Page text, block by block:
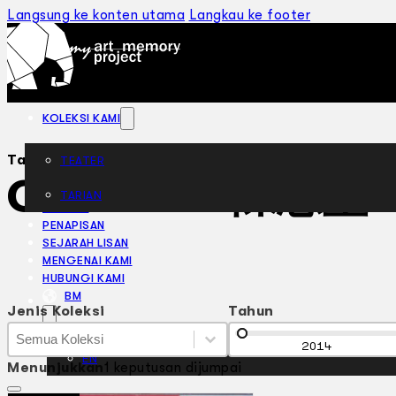
Langsung ke konten utama Langkau ke footer
KOLEKSI KAMI
TEATER
TARIAN
PENAPISAN
SEJARAH LISAN
MENGENAI KAMI
HUBUNGI KAMI
BM
EN
Tag:
CHEE KEN 陳志堅
Jenis Koleksi
Jenis Koleksi
Jenis Koleksi
Jenis Koleksi
Tahun
Tahun
2014
Menunjukkan1 keputusan dijumpai